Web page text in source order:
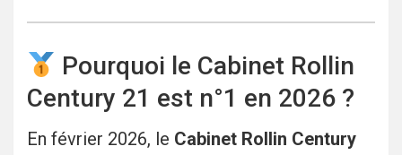
Pourquoi le Cabinet Rollin
Century 21 est n°1 en 2026 ?
En février 2026, le Cabinet Rollin Century